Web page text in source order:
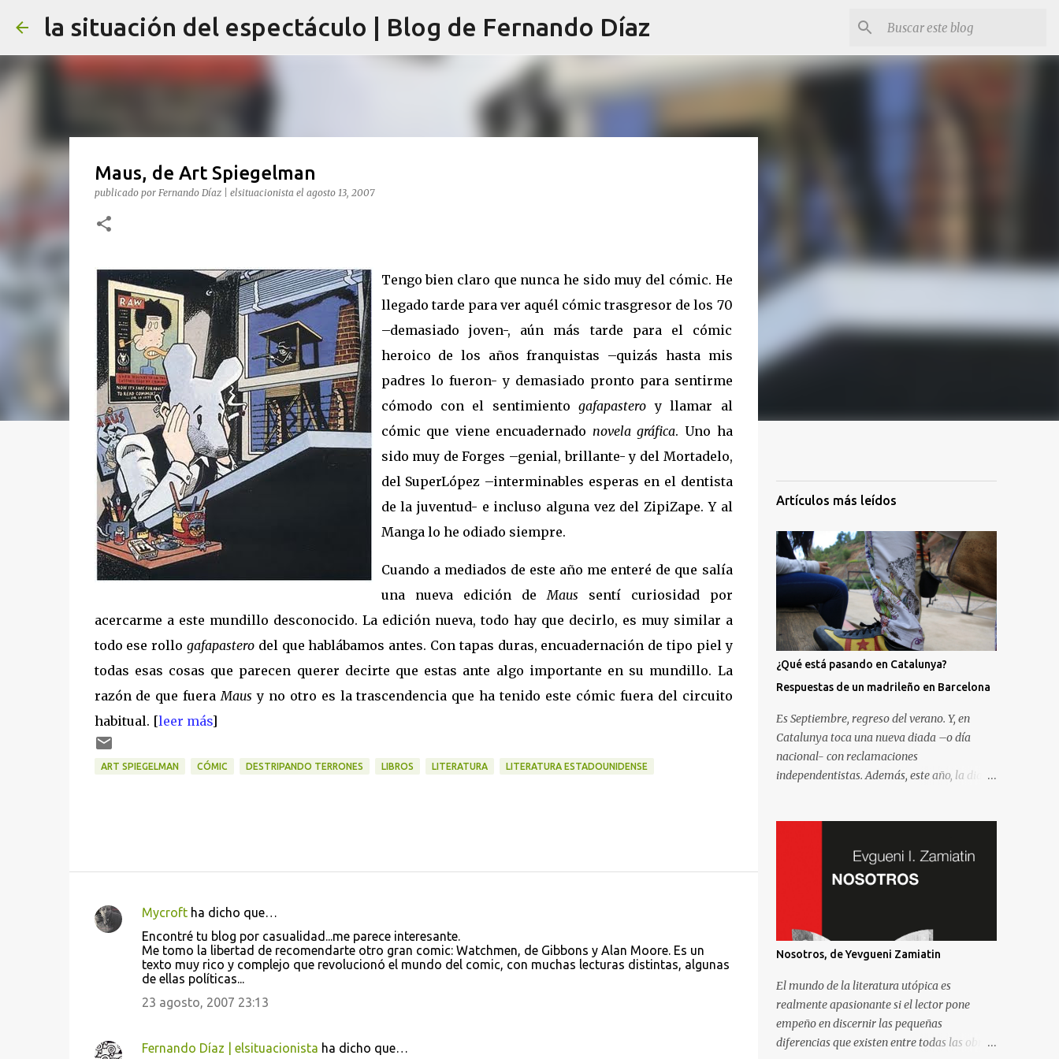
Ir al contenido principal
la situación del espectáculo | Blog de Fernando Díaz
Maus, de Art Spiegelman
publicado por Fernando Díaz | elsituacionista el agosto 13, 2007
Tengo bien claro que nunca he sido muy del cómic. He
llegado tarde para ver aquél cómic trasgresor de los 70
–demasiado joven-, aún más tarde para el cómic
heroico de los años franquistas –quizás hasta mis
padres lo fueron- y demasiado pronto para sentirme
cómodo con el sentimientogafapastero y llamar al
cómic que viene encuadernado novela gráfica. Uno ha
sido muy de Forges –genial, brillante- y del Mortadelo,
del SuperLópez –interminables esperas en el dentista
de la juventud- e incluso alguna vez del ZipiZape. Y al
Manga lo he odiado siempre.
Cuando a mediados de este año me enteré de que salía
una nueva edición deMaus sentí curiosidad por
acercarme a este mundillo desconocido. La edición nueva, todo hay que decirlo, es muy similar a
todo ese rollo gafapasterodel que hablábamos antes. Con tapas duras, encuadernación de tipo piel y
todas esas cosas que parecen querer decirte que estas ante algo importante en su mundillo. La
razón de que fueraMaus y no otro es la trascendencia que ha tenido este cómic fuera del circuito
habitual. [leer más]
ART SPIEGELMAN CÓMIC DESTRIPANDO TERRONES LIBROS LITERATURA LITERATURA ESTADOUNIDENSE
C
a
Mycroftha dicho que…
Encontré tu blog por casualidad...me parece interesante.
Me tomo la libertad de recomendarte otro gran comic: Watchmen, de Gibbons y Alan Moore. Es un
texto muy rico y complejo que revolucionó el mundo del comic, con muchas lecturas distintas, algunas
de ellas políticas...
23 agosto, 2007 23:13
Fernando Díaz | elsituacionista ha dicho que…
Artículos más leídos
¿Qué está pasando en Catalunya?
Respuestas de un madrileño en Barcelona
Es Septiembre, regreso del verano. Y, en
Catalunya toca una nueva diada –o día
nacional- con reclamaciones
independentistas. Además, este año, la diada
político. Como madrileño que vive en
Barcelona, ha sido muy común encontrarme
con preguntas recurrentes cuando regreso a
cuando no discusiones- con muchos de mis
amigos y familiares que aprovechan
tenerme cerca para saber más de la
situación. Así que he pensado en compartir
las cinco preguntas/respuestas más
comunes para ayudar a entender los
porqués de la independencia de Catalunya, y
Nosotros, de Yevgueni Zamiatin
El mundo de la literatura utópica es
realmente apasionante si el lector pone
empeño en discernir las pequeñas
diferencias que existen entre todas las obras